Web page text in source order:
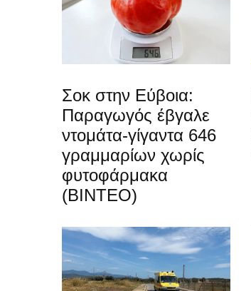
Σοκ στην Εύβοια:
Παραγωγός έβγαλε
ντομάτα-γίγαντα 646
γραμμαρίων χωρίς
φυτοφάρμακα
(ΒΙΝΤΕΟ)